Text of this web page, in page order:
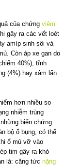
của chứng viêm
gây ra các vết loét
amíp sinh sôi và
Còn áp xe gan do
40%), tĩnh
(4%) hay xâm lấn
hơn nhiều so
nhiễm trùng
biến chứng
bộ ổ bụng, có thể
ổ mủ vỡ vào
tim gây ra khó
là: căng tức nặng